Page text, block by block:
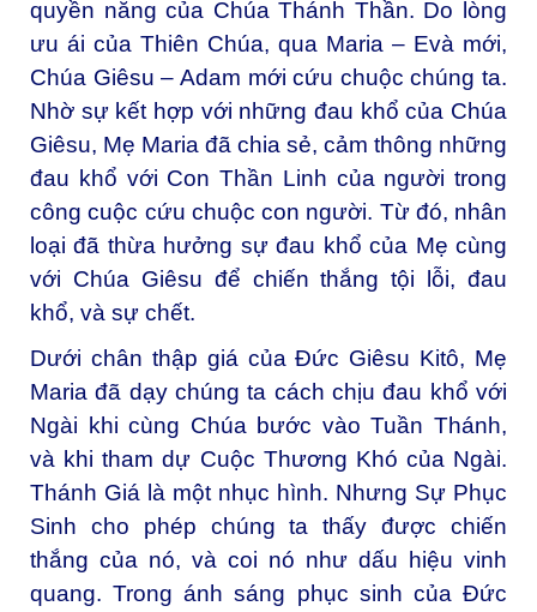
quyền năng của Chúa Thánh Thần. Do lòng
ưu ái của Thiên Chúa, qua Maria – Evà mới,
Chúa Giêsu – Adam mới cứu chuộc chúng ta.
Nhờ sự kết hợp với những đau khổ của Chúa
Giêsu, Mẹ Maria đã chia sẻ, cảm thông những
đau khổ với Con Thần Linh của người trong
công cuộc cứu chuộc con người. Từ đó, nhân
loại đã thừa hưởng sự đau khổ của Mẹ cùng
với Chúa Giêsu để chiến thắng tội lỗi, đau
khổ, và sự chết.
Dưới chân thập giá của Đức Giêsu Kitô, Mẹ
Maria đã dạy chúng ta cách chịu đau khổ với
Ngài khi cùng Chúa bước vào Tuần Thánh,
và khi tham dự Cuộc Thương Khó của Ngài.
Thánh Giá là một nhục hình. Nhưng Sự Phục
Sinh cho phép chúng ta thấy được chiến
thắng của nó, và coi nó như dấu hiệu vinh
quang. Trong ánh sáng phục sinh của Đức